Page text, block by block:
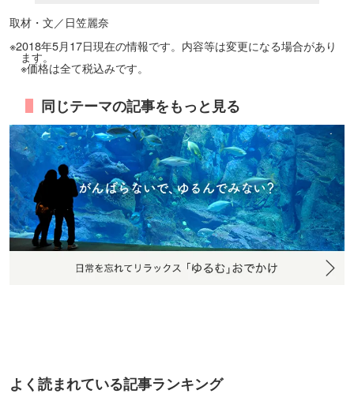
取材・文／日笠麗奈
※2018年5月17日現在の情報です。内容等は変更になる場合があり
ます。
※価格は全て税込みです。
同じテーマの記事をもっと見る
よく読まれている記事ランキング